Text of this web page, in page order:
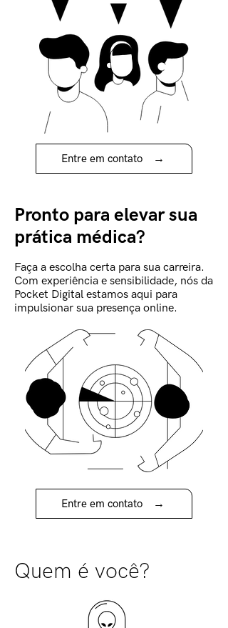
Entre em contato →
Pronto para elevar sua
prática médica?
Faça a escolha certa para sua carreira.
Com experiência e sensibilidade, nós da
Pocket Digital estamos aqui para
impulsionar sua presença online.
Entre em contato →
Quem é você?